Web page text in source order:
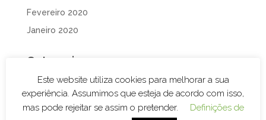
Fevereiro 2020
Janeiro 2020
Categorias
Branding
Decoração de Espaços
Decoração de Viaturas
Este website utiliza cookies para melhorar a sua
experiência. Assumimos que esteja de acordo com isso,
mas pode rejeitar se assim o pretender.
Definições de